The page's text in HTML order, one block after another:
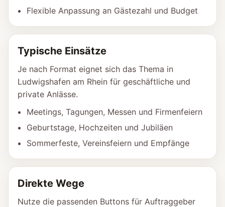
Flexible Anpassung an Gästezahl und Budget
Typische Einsätze
Je nach Format eignet sich das Thema in
Ludwigshafen am Rhein für geschäftliche und
private Anlässe.
Meetings, Tagungen, Messen und Firmenfeiern
Geburtstage, Hochzeiten und Jubiläen
Sommerfeste, Vereinsfeiern und Empfänge
Direkte Wege
Nutze die passenden Buttons für Auftraggeber